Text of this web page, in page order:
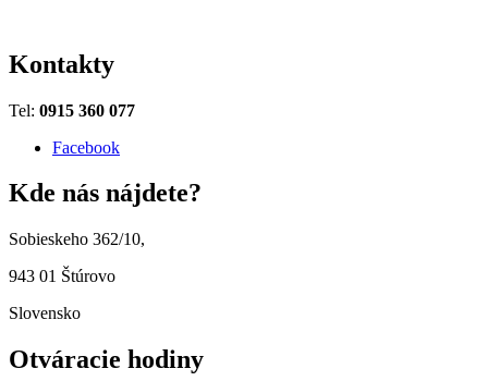
Kontakty
Tel: 0915 360 077
Facebook
Kde nás nájdete?
Sobieskeho 362/10,
943 01 Štúrovo
Slovensko
Otváracie hodiny